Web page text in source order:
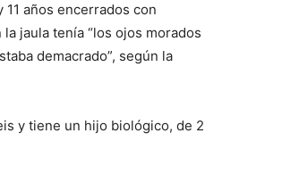
años encerrados con
jaula tenía “los ojos morados
demacrado”, según la
y tiene un hijo biológico, de 2